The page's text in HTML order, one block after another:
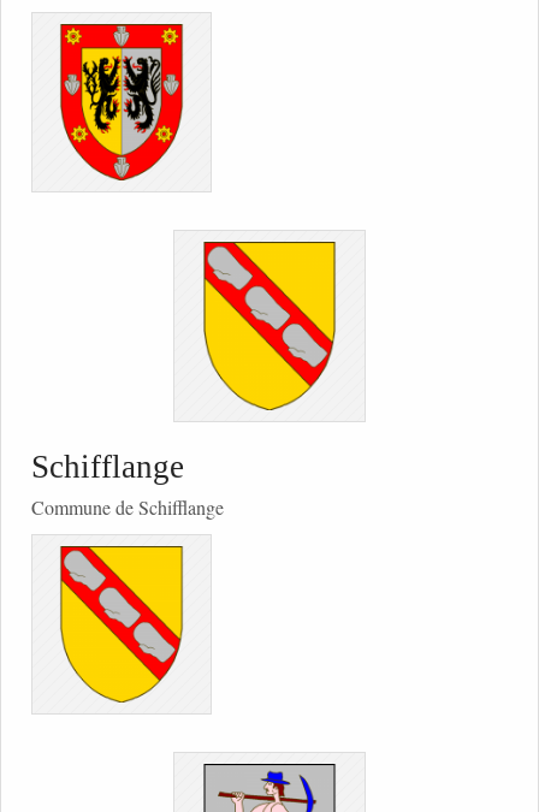
Schifflange
Commune de Schifflange